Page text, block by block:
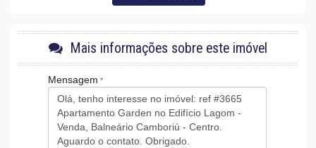
Espaço Fitness
Portaria 24h
Medidores Individuais
Portão Eletrônico
Playground
Automação Predial
Bicicletário
Câmeras de Segurança
Mais informações sobre este imóvel
Mensagem